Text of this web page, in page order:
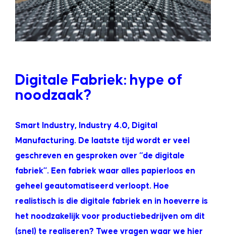
Digitale Fabriek: hype of
noodzaak?
Smart Industry, Industry 4.0, Digital
Manufacturing. De laatste tijd wordt er veel
geschreven en gesproken over “de digitale
fabriek”. Een fabriek waar alles papierloos en
geheel geautomatiseerd verloopt. Hoe
realistisch is die digitale fabriek en in hoeverre is
het noodzakelijk voor productiebedrijven om dit
(snel) te realiseren? Twee vragen waar we hier